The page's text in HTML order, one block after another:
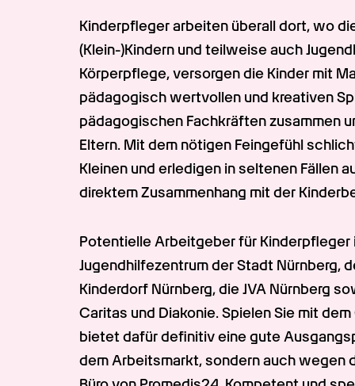
Kinderpfleger arbeiten überall dort, wo
(Klein-)Kindern und teilweise auch
Körperpflege, versorgen die Kinder mit
pädagogisch wertvollen und kreativen
pädagogischen Fachkräften zusammen
Eltern. Mit dem nötigen Feingefühl
Kleinen und erledigen in seltenen Fällen
direktem Zusammenhang mit der
Potentielle Arbeitgeber für Kinderpfleger
Jugendhilfezentrum der Stadt Nürnberg,
Kinderdorf Nürnberg, die JVA Nürnberg
Caritas und Diakonie. Spielen Sie mit
bietet dafür definitiv eine gute
dem Arbeitsmarkt, sondern auch wegen